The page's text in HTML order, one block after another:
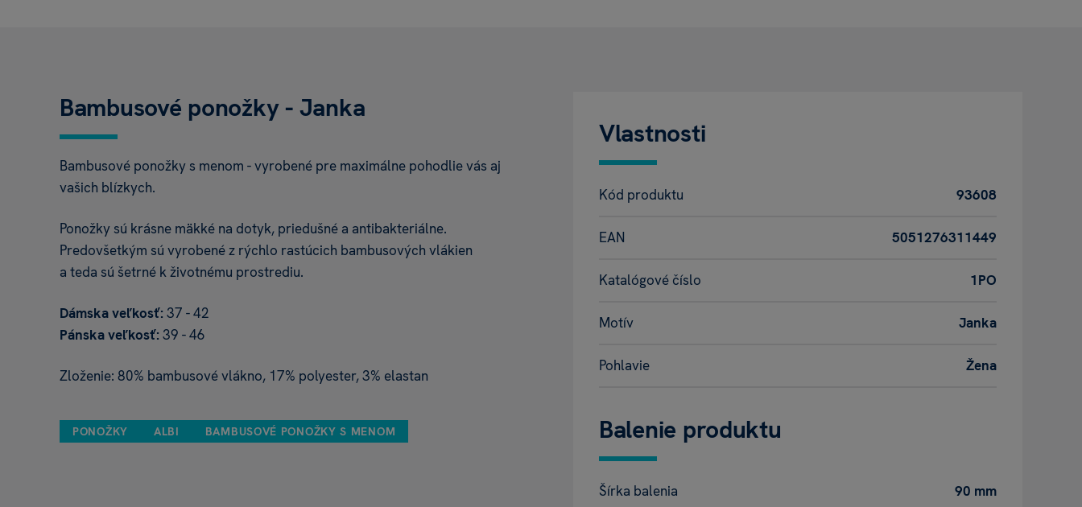
Bambusové ponožky - Janka
Bambusové ponožky s menom - vyrobené pre maximálne pohodlie vás aj
vašich blízkych.
Ponožky sú krásne mäkké na dotyk, priedušné a antibakteriálne.
Predovšetkým sú vyrobené z rýchlo rastúcich bambusových vlákien
a teda sú šetrné k životnému prostrediu.
Dámska veľkosť: 37 - 42
Pánska veľkosť: 39 - 46
Zloženie: 80% bambusové vlákno, 17% polyester, 3% elastan
PONOŽKY ALBI BAMBUSOVÉ PONOŽKY S MENOM
Vlastnosti
Kód produktu 93608
EAN 5051276311449
Katalógové číslo 1PO
Motív Janka
Pohlavie Žena
Balenie produktu
Šírka balenia 90 mm